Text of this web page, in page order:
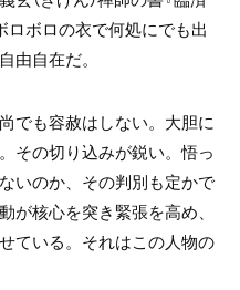
ロボロの衣で何処にでも出
由自在だ。
でも容赦はしない。大胆に
その切り込みが鋭い。悟っ
いのか、その判別も定かで
が核心を突き緊張を高め、
ている。それはこの人物の